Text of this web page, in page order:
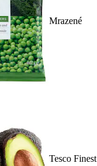
Mrazené
Tesco Finest